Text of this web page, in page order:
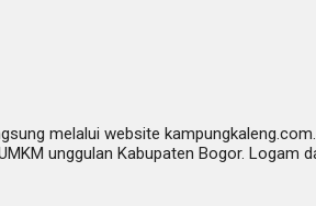
melalui website
unggulan Kabupaten Bogor. Logam